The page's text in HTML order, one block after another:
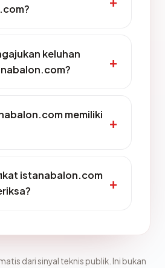
keluhan
memiliki
istanabalon.com
dari sinyal teknis publik. Ini bukan